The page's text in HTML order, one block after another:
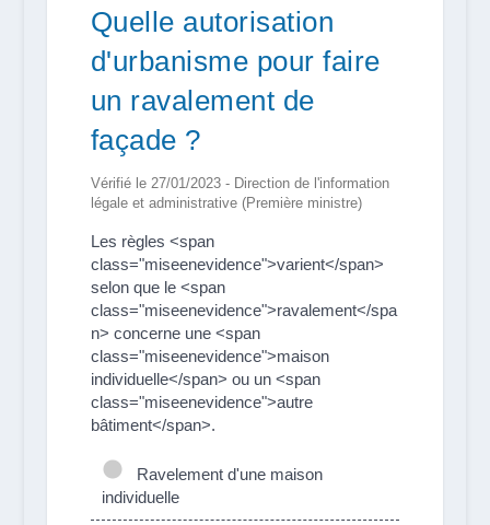
Quelle autorisation
d'urbanisme pour faire
un ravalement de
façade ?
Vérifié le 27/01/2023 - Direction de l'information
légale et administrative (Première ministre)
Les règles <span
class="miseenevidence">varient</span>
selon que le <span
class="miseenevidence">ravalement</spa
n> concerne une <span
class="miseenevidence">maison
individuelle</span> ou un <span
class="miseenevidence">autre
bâtiment</span>.
Ravelement d'une maison
individuelle